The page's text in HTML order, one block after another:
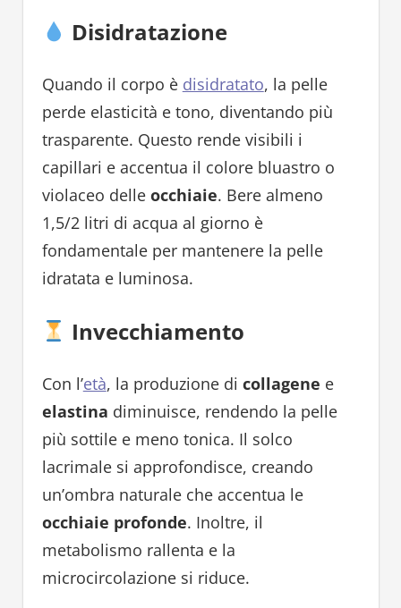
Disidratazione
Quando il corpo è disidratato, la pelle
perde elasticità e tono, diventando più
trasparente. Questo rende visibili i
capillari e accentua il colore bluastro o
violaceo delle occhiaie. Bere almeno
1,5/2 litri di acqua al giorno è
fondamentale per mantenere la pelle
idratata e luminosa.
Invecchiamento
Con l’età, la produzione di collagene e
elastina diminuisce, rendendo la pelle
più sottile e meno tonica. Il solco
lacrimale si approfondisce, creando
un’ombra naturale che accentua le
occhiaie profonde. Inoltre, il
metabolismo rallenta e la
microcircolazione si riduce.